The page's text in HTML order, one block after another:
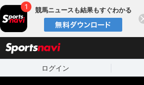
競馬ニュースも結果もすぐわかる
ログイン